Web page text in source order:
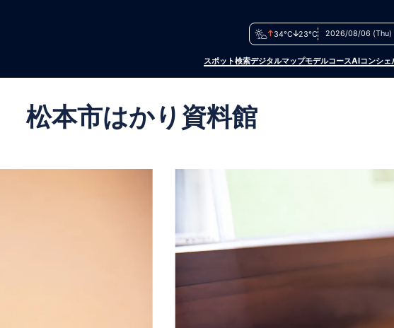
スポット検索デジタルマップモデルコースAIコンシェ
34°C 23°C 2026/08/06 (Thu)
松本市はかり資料館